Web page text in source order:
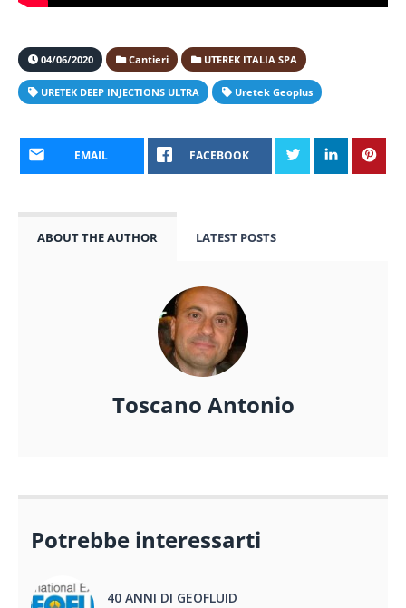
04/06/2020 Cantieri UTEREK ITALIA SPA
URETEK DEEP INJECTIONS ULTRA Uretek Geoplus
EMAIL FACEBOOK
ABOUT THE AUTHOR LATEST POSTS
Toscano Antonio
Potrebbe interessarti
40 ANNI DI GEOFLUID